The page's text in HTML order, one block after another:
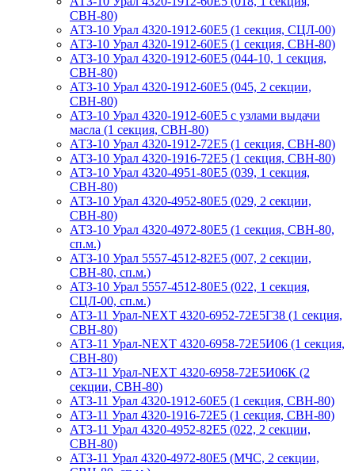
СВН-80)
АТЗ-10 Урал 4320-1912-60Е5 (1 секция, СЦЛ-00)
АТЗ-10 Урал 4320-1912-60Е5 (1 секция, СВН-80)
АТЗ-10 Урал 4320-1912-60Е5 (044-10, 1 секция,
СВН-80)
АТЗ-10 Урал 4320-1912-60Е5 (045, 2 секции,
СВН-80)
АТЗ-10 Урал 4320-1912-60Е5 с узлами выдачи
масла (1 секция, СВН-80)
АТЗ-10 Урал 4320-1912-72Е5 (1 секция, СВН-80)
АТЗ-10 Урал 4320-1916-72Е5 (1 секция, СВН-80)
АТЗ-10 Урал 4320-4951-80Е5 (039, 1 секция,
СВН-80)
АТЗ-10 Урал 4320-4952-80Е5 (029, 2 секции,
СВН-80)
АТЗ-10 Урал 4320-4972-80Е5 (1 секция, СВН-80,
сп.м.)
АТЗ-10 Урал 5557-4512-82Е5 (007, 2 секции,
СВН-80, сп.м.)
АТЗ-10 Урал 5557-4512-80Е5 (022, 1 секция,
СЦЛ-00, сп.м.)
АТЗ-11 Урал-NEXT 4320-6952-72Е5Г38 (1 секция,
СВН-80)
АТЗ-11 Урал-NEXT 4320-6958-72Е5И06 (1 секция,
СВН-80)
АТЗ-11 Урал-NEXT 4320-6958-72Е5И06К (2
секции, СВН-80)
АТЗ-11 Урал 4320-1912-60Е5 (1 секция, СВН-80)
АТЗ-11 Урал 4320-1916-72Е5 (1 секция, СВН-80)
АТЗ-11 Урал 4320-4952-82Е5 (022, 2 секции,
СВН-80)
АТЗ-11 Урал 4320-4972-80Е5 (МЧС, 2 секции,